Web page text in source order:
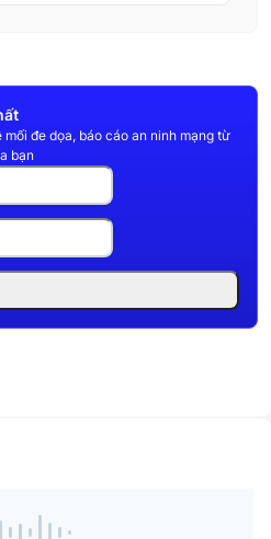
đe dọa, báo cáo an ninh mạng từ
bạn